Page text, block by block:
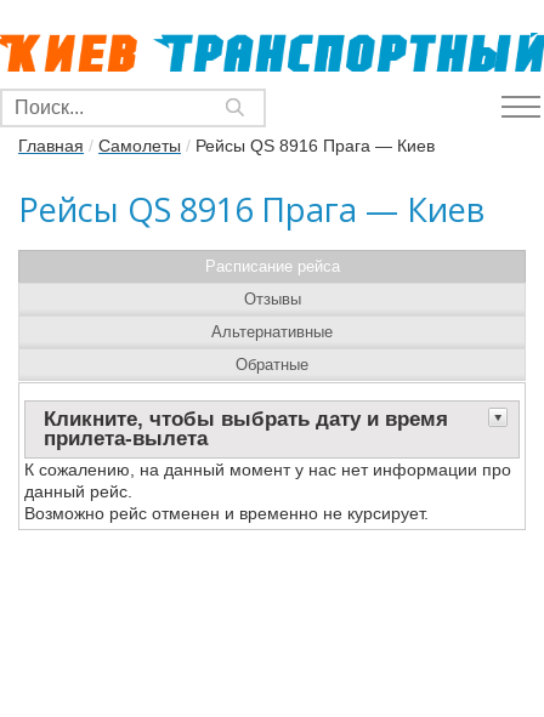
Главная / Самолеты / Рейсы QS 8916 Прага — Киев
Рейсы QS 8916 Прага — Киев
Расписание рейса
Кликните, чтобы выбрать дату и время
прилета-вылета
К сожалению, на данный момент у нас нет информации про
данный рейс.
Возможно рейс отменен и временно не курсирует.
Отзывы
Альтернативные
Обратные